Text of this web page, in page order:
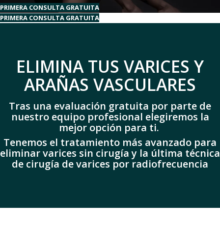
PRIMERA CONSULTA GRATUITA
PRIMERA CONSULTA GRATUITA
ELIMINA TUS VARICES Y
ARAÑAS VASCULARES
Tras una evaluación gratuita por parte de
nuestro equipo profesional elegiremos la
mejor opción para ti.
Tenemos el tratamiento más avanzado para
eliminar varices sin cirugía y la última técnica
de cirugía de varices por radiofrecuencia